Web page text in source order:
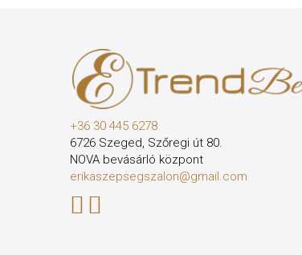
+36 30 445 6278
6726 Szeged, Szőregi út 80.
NOVA bevásárló központ
erikaszepsegszalon@gmail.com